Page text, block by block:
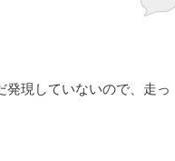
現していないので、走っ